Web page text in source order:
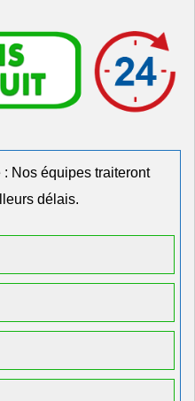
Nos équipes traiteront
délais.